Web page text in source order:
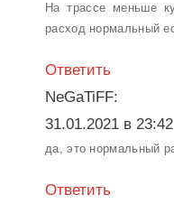
На трассе меньше
расход нормальный
Ответить
NeGaTiFF:
31.01.2021 в 23:42
да, это нормальный
Ответить